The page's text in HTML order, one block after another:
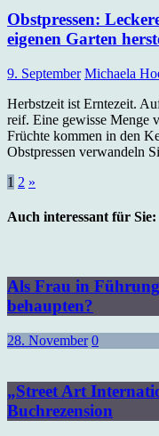
Obstpressen:
eigenen Garten
9. September Michaela
Herbstzeit ist Erntezeit.
reif. Eine gewisse Menge
Früchte kommen in den
Obstpressen verwandeln
der
1 2 »
Auch interessant für Sie:
Als Frau in
behaupten?
28. November 0
„Street Art
Buchrezension